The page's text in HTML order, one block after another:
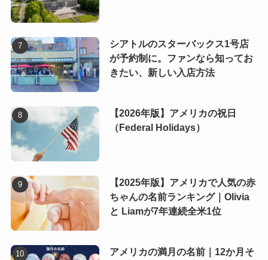
シアトルのスターバックス1号店
が予約制に。ファンなら知ってお
きたい、新しい入店方法
【2026年版】アメリカの祝日
（Federal Holidays）
【2025年版】アメリカで人気の赤
ちゃんの名前ランキング｜Olivia
と Liamが7年連続全米1位
アメリカの満月の名前｜12か月そ